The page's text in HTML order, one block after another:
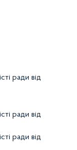
ради від
ради від
ради від